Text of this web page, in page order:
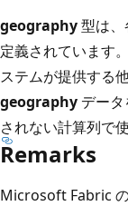
geography型は
定義されています。
ステムが提供する
geography デー
されない計算列で
Remarks
Microsoft Fabric の